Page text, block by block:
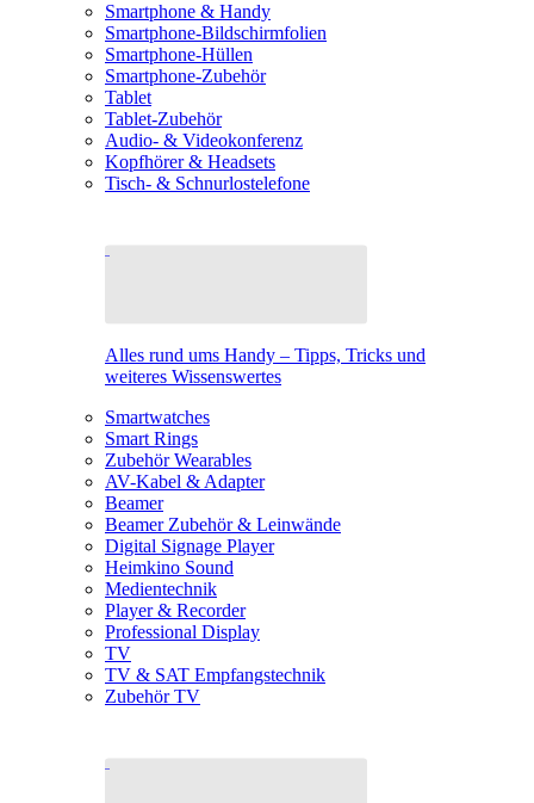
Smartphone & Handy
Smartphone-Bildschirmfolien
Smartphone-Hüllen
Smartphone-Zubehör
Tablet
Tablet-Zubehör
Audio- & Videokonferenz
Kopfhörer & Headsets
Tisch- & Schnurlostelefone
Alles rund ums Handy – Tipps, Tricks und
weiteres Wissenswertes
Smartwatches
Smart Rings
Zubehör Wearables
AV-Kabel & Adapter
Beamer
Beamer Zubehör & Leinwände
Digital Signage Player
Heimkino Sound
Medientechnik
Player & Recorder
Professional Display
TV
TV & SAT Empfangstechnik
Zubehör TV